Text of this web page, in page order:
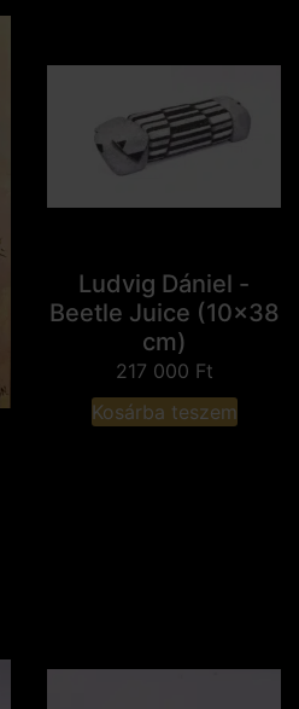
Ludvig Dániel -
Beetle Juice (10x38
cm)
217 000 Ft
Kosárba teszem